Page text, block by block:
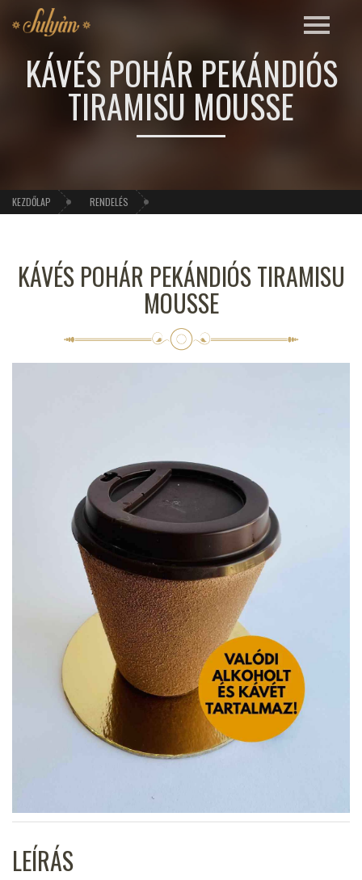
KÁVÉS POHÁR PEKÁNDIÓS
TIRAMISU MOUSSE
KEZDŐLAP RENDELÉS
KÁVÉS POHÁR PEKÁNDIÓS TIRAMISU
MOUSSE
LEÍRÁS